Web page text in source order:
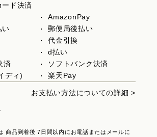
ード決済
AmazonPay
い
郵便局後払い
代金引換
d払い
済
ソフトバンク決済
ディ)
楽天Pay
お支払い方法についての詳細 >
商品到着後 7日間以内にお電話またはメールに